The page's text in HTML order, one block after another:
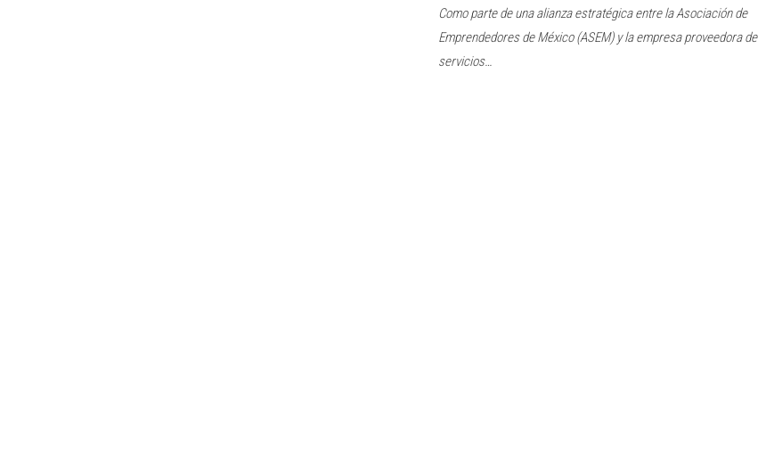
Como parte de una alianza estratégica entre la Asociación de
Emprendedores de México (ASEM) y la empresa proveedora de
servicios…